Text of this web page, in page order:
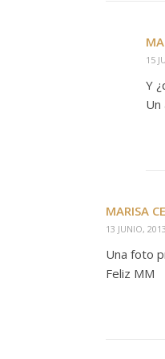
15
Y
Un
MARISA
13 JUNIO,
Una foto
Feliz MM